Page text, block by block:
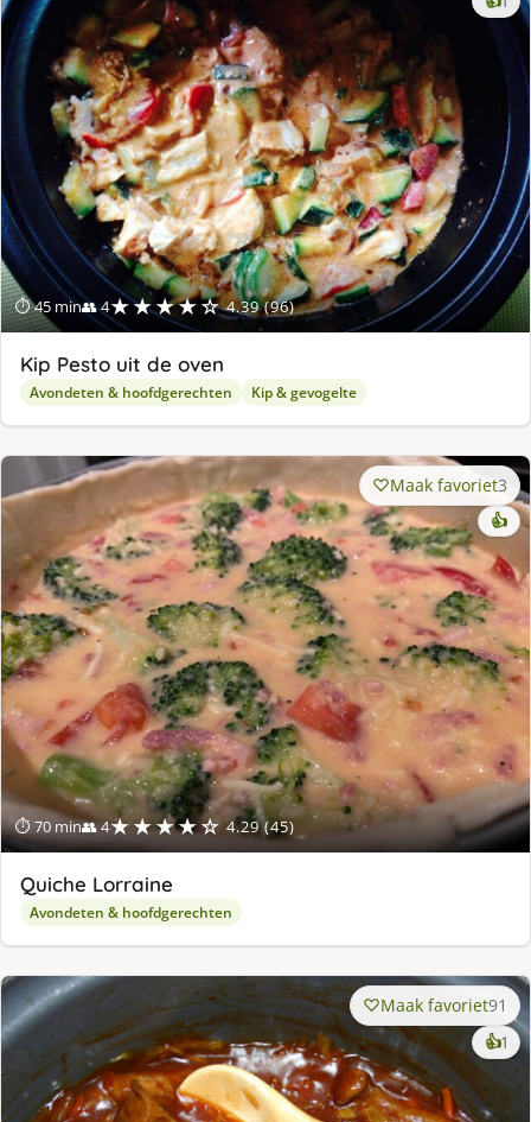
⏱ 45 min👥 4★★★★☆ 4.39 (96)
Kip Pesto uit de oven
Avondeten & hoofdgerechten Kip & gevogelte
⏱ 70 min👥 4★★★★☆ 4.29 (45)
Maak favoriet3
👍
Quiche Lorraine
Avondeten & hoofdgerechten
Maak favoriet91
👍1